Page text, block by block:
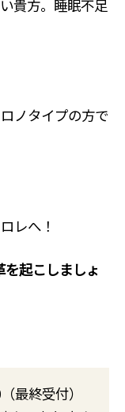
貴方。睡眠不足
ノタイプの方で
レへ！
起こしましょ
終受付）